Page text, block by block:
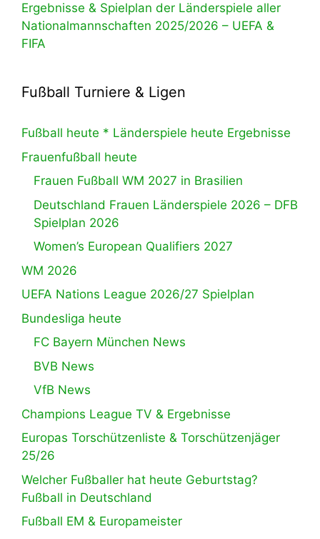
Ergebnisse & Spielplan der Länderspiele aller
Nationalmannschaften 2025/2026 – UEFA &
FIFA
Fußball Turniere & Ligen
Fußball heute * Länderspiele heute Ergebnisse
Frauenfußball heute
Frauen Fußball WM 2027 in Brasilien
Deutschland Frauen Länderspiele 2026 – DFB
Spielplan 2026
Women’s European Qualifiers 2027
WM 2026
UEFA Nations League 2026/27 Spielplan
Bundesliga heute
FC Bayern München News
BVB News
VfB News
Champions League TV & Ergebnisse
Europas Torschützenliste & Torschützenjäger
25/26
Welcher Fußballer hat heute Geburtstag?
Fußball in Deutschland
Fußball EM & Europameister